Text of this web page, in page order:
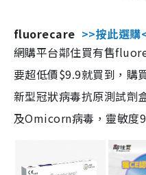
fluorecare >>按此選購
網購平台鄰住買有售
要超低價$9.9就買到，購
新型冠狀病毒抗原測試劑
及Omicorn病毒，靈敏度